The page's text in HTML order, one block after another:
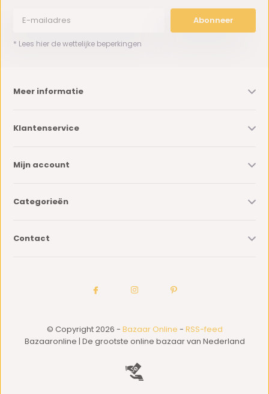
Abonneer
* Lees hier de wettelijke beperkingen
Meer informatie
Klantenservice
Mijn account
Categorieën
Contact
© Copyright 2026 - Bazaar Online - RSS-feed
Bazaaronline | De grootste online bazaar van Nederland